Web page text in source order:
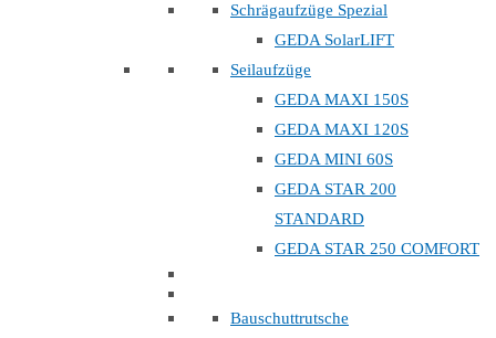
Schrägaufzüge Spezial
GEDA SolarLIFT
Seilaufzüge
GEDA MAXI 150S
GEDA MAXI 120S
GEDA MINI 60S
GEDA STAR 200
STANDARD
GEDA STAR 250 COMFORT
Bauschuttrutsche